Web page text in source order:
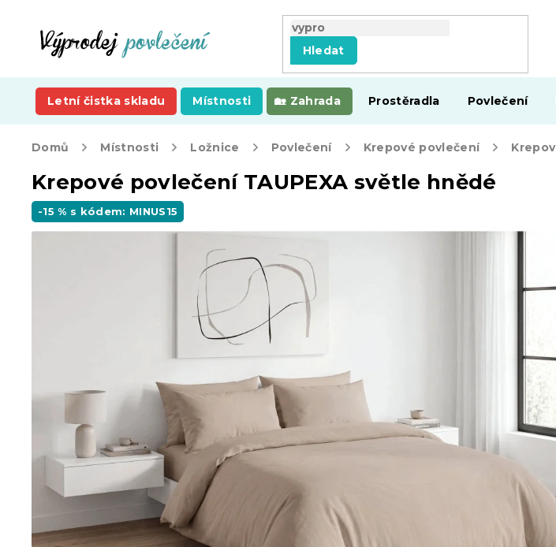
Hledat
Letní čistka skladu Místnosti Zahrada Prostěradla Povlečení
Domů Místnosti Ložnice Povlečení Krepové povlečení
Krepové povlečení TAUPEXA světle hnědé
-15 % s kódem: MINUS15